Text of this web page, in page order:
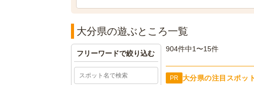
大分県の遊ぶところ一覧
904件中1〜15件
PR 大分県の注目スポッ
フリーワードで絞り込む